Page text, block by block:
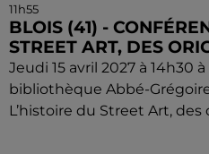
11h55
BLOIS (41) -
STREET ART, DES
Jeudi 15 avril 2027 à 14h30
bibliothèque Abbé-
L’histoire du Street Art, des